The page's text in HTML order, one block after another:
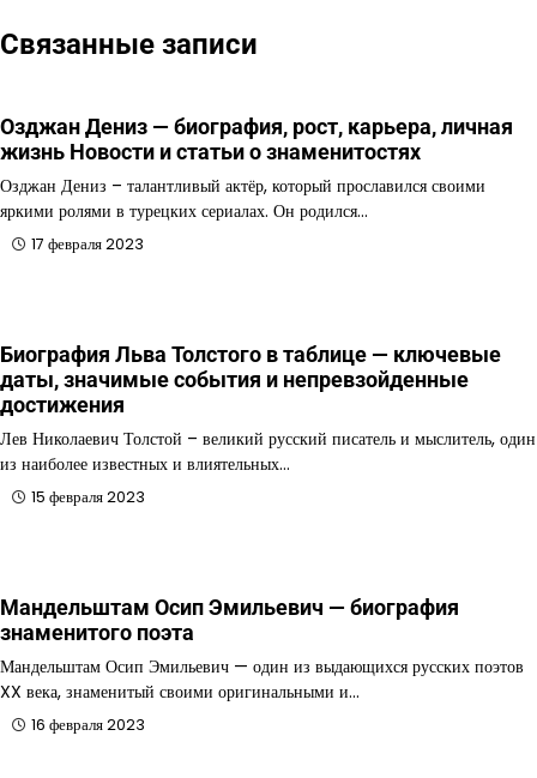
Связанные записи
Озджан Дениз — биография, рост, карьера, личная
жизнь Новости и статьи о знаменитостях
Озджан Дениз – талантливый актёр, который прославился своими
яркими ролями в турецких сериалах. Он родился…
17 февраля 2023
Биография Льва Толстого в таблице — ключевые
даты, значимые события и непревзойденные
достижения
Лев Николаевич Толстой – великий русский писатель и мыслитель, один
из наиболее известных и влиятельных…
15 февраля 2023
Мандельштам Осип Эмильевич — биография
знаменитого поэта
Мандельштам Осип Эмильевич — один из выдающихся русских поэтов
XX века, знаменитый своими оригинальными и…
16 февраля 2023